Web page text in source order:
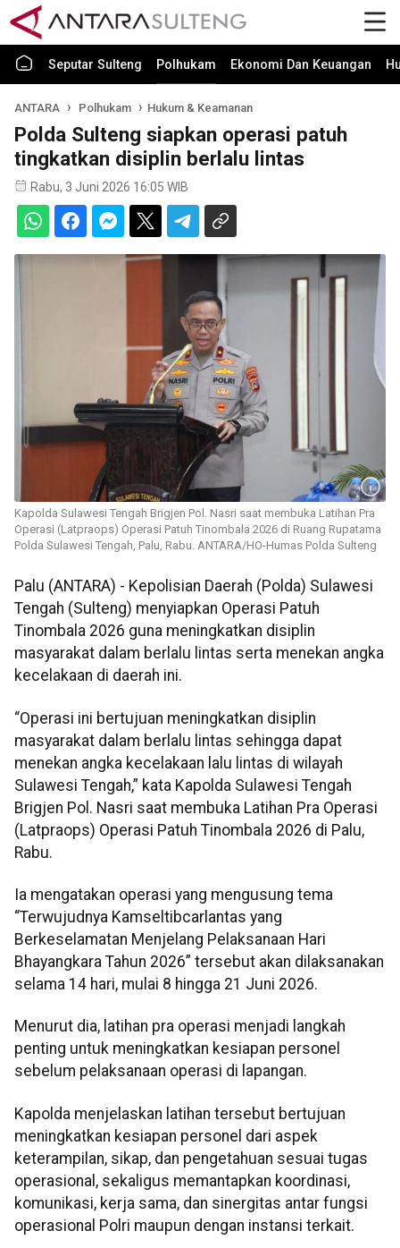
Seputar Sulteng Polhukam Ekonomi Dan Keuangan
ANTARA Polhukam Hukum & Keamanan
Polda Sulteng siapkan operasi patuh
tingkatkan disiplin berlalu lintas
Rabu, 3 Juni 2026 16:05 WIB
Kapolda Sulawesi Tengah Brigjen Pol. Nasri saat membuka Latihan Pra
Operasi (Latpraops) Operasi Patuh Tinombala 2026 di Ruang Rupatama
Polda Sulawesi Tengah, Palu, Rabu. ANTARA/HO-Humas Polda Sulteng
Palu (ANTARA) - Kepolisian Daerah (Polda) Sulawesi
Tengah (Sulteng) menyiapkan Operasi Patuh
Tinombala 2026 guna meningkatkan disiplin
masyarakat dalam berlalu lintas serta menekan angka
kecelakaan di daerah ini.
“Operasi ini bertujuan meningkatkan disiplin
masyarakat dalam berlalu lintas sehingga dapat
menekan angka kecelakaan lalu lintas di wilayah
Sulawesi Tengah,” kata Kapolda Sulawesi Tengah
Brigjen Pol. Nasri saat membuka Latihan Pra Operasi
(Latpraops) Operasi Patuh Tinombala 2026 di Palu,
Rabu.
Ia mengatakan operasi yang mengusung tema
“Terwujudnya Kamseltibcarlantas yang
Berkeselamatan Menjelang Pelaksanaan Hari
Bhayangkara Tahun 2026” tersebut akan dilaksanakan
selama 14 hari, mulai 8 hingga 21 Juni 2026.
Menurut dia, latihan pra operasi menjadi langkah
penting untuk meningkatkan kesiapan personel
sebelum pelaksanaan operasi di lapangan.
Kapolda menjelaskan latihan tersebut bertujuan
meningkatkan kesiapan personel dari aspek
keterampilan, sikap, dan pengetahuan sesuai tugas
operasional, sekaligus memantapkan koordinasi,
komunikasi, kerja sama, dan sinergitas antar fungsi
operasional Polri maupun dengan instansi terkait.